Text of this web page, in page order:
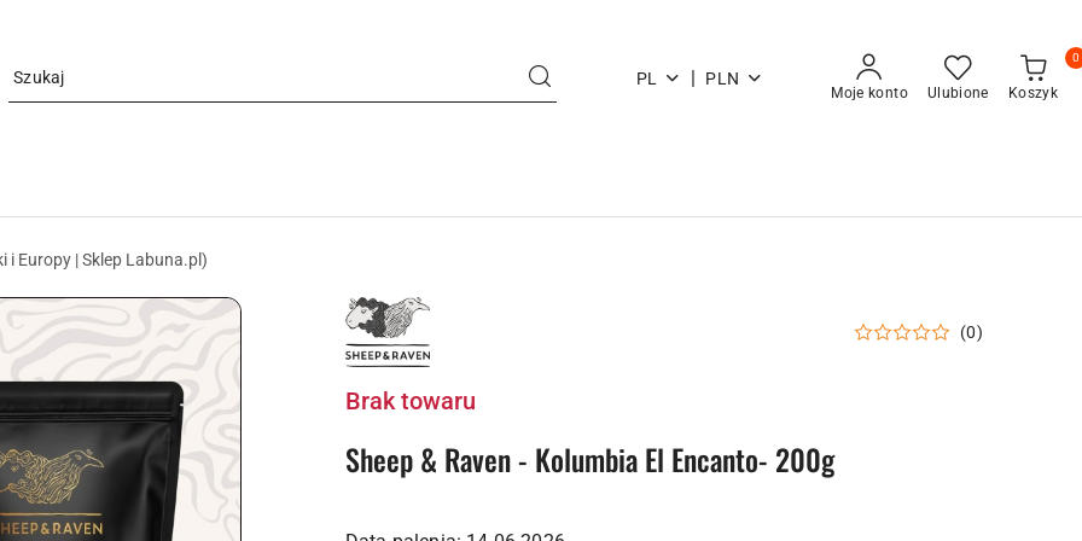
PL | PLN
Moje konto Ulubione Koszyk
0
i Europy | Sklep Labuna.pl)
LOGO
PALARNI
KAWY
SHEEP&RAVEN
AGI
ROJEWSKIEJ
(0)
Brak towaru
Sheep & Raven - Kolumbia El Encanto- 200g